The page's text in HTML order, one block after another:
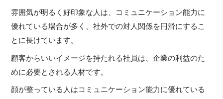
雰囲気が明るく好印象な人は、コミュニケーション能力に
優れている場合が多く、社外での対人関係を円滑にするこ
とに長けています。
顧客からいいイメージを持たれる社員は、企業の利益のた
めに必要とされる人材です。
顔が整っている人はコミュニケーション能力に優れている